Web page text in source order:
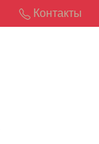
Контакты